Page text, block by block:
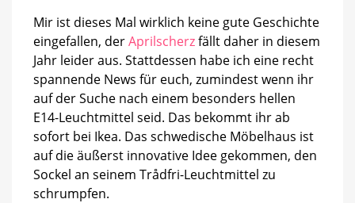
Mir ist dieses Mal wirklich keine gute Geschichte
eingefallen, derAprilscherzfällt daher in diesem
Jahr leider aus. Stattdessen habe ich eine recht
spannende News für euch, zumindest wenn ihr
auf der Suche nach einem besonders hellen
E14-Leuchtmittel seid. Das bekommt ihr ab
sofort bei Ikea. Das schwedische Möbelhaus ist
auf die äußerst innovative Idee gekommen, den
Sockel an seinem Trådfri-Leuchtmittel zu
schrumpfen.